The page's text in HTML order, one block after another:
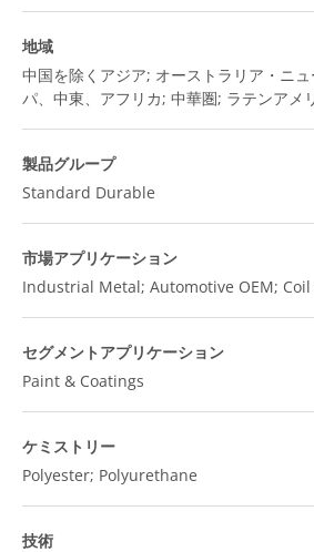
地域
中国を除くアジア; オーストラリア・ニ
パ、中東、アフリカ; 中華圏; ラテンアメ
製品グループ
Standard Durable
市場アプリケーション
Industrial Metal; Automotive OEM;
セグメントアプリケーション
Paint & Coatings
ケミストリー
Polyester; Polyurethane
技術